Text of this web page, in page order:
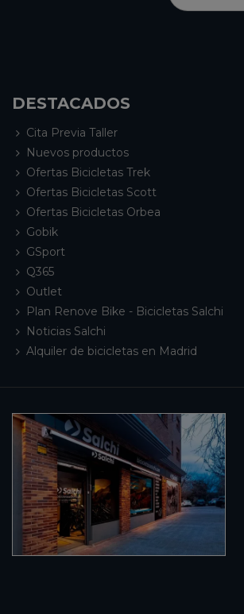
DESTACADOS
Cita Previa Taller
Nuevos productos
Ofertas Bicicletas Trek
Ofertas Bicicletas Scott
Ofertas Bicicletas Orbea
Gobik
GSport
Q365
Outlet
Plan Renove Bike - Bicicletas Salchi
Noticias Salchi
Alquiler de bicicletas en Madrid